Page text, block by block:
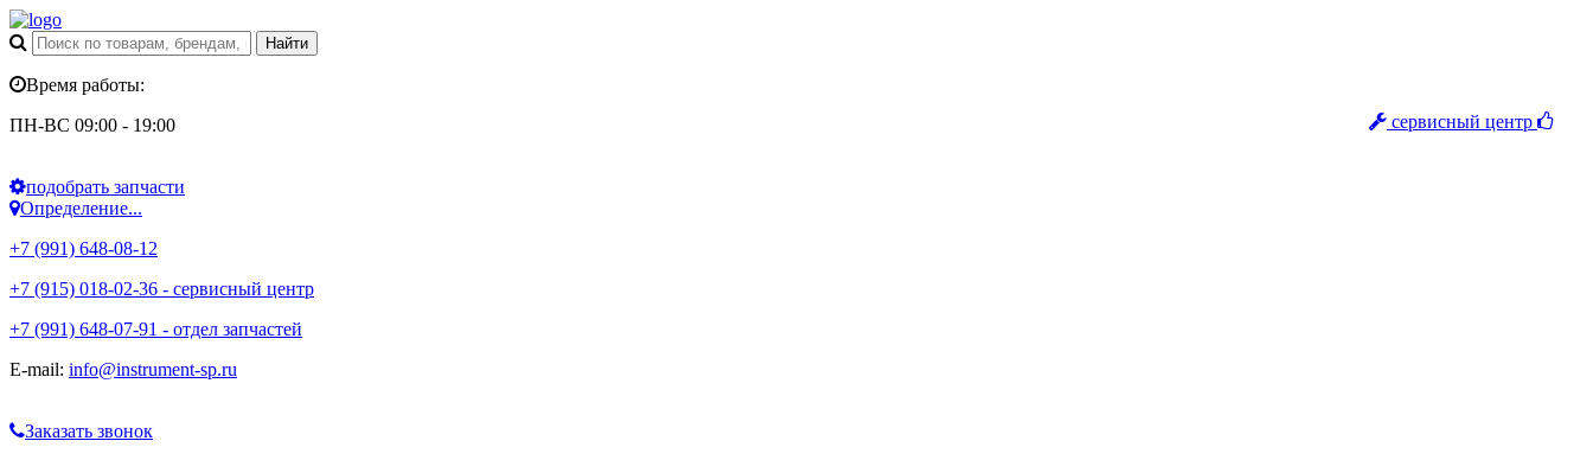
сервисный центр
Время работы:
ПН-ВС 09:00 - 19:00
подобрать запчасти
Определение...
+7 (991) 648-08-12
+7 (915) 018-02-36 - сервисный центр
+7 (991) 648-07-91 - отдел запчастей
E-mail: info@instrument-sp.ru
Заказать звонок